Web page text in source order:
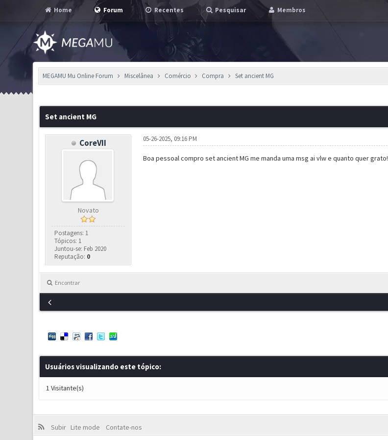
Home Forum Recentes Pesquisar Membros
MEGAMU Mu Online Forum Miscelânea Comércio Compra Set ancient MG
Set ancient MG
CoreVII
Novato
Postagens: 1
Tópicos: 1
Juntou-se: Feb 2020
Reputação: 0
05-26-2025, 09:16 PM
Boa pessoal compro set ancient MG me manda uma msg ai vlw e quanto quer grato!
Encontrar
Usuários visualizando este tópico:
1 Visitante(s)
Subir Lite mode
Contate-nos